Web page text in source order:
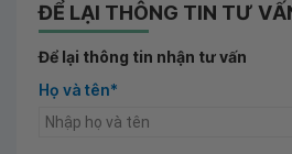
ĐỂ LẠI THÔNG TIN TƯ
Để lại thông tin nhận tư vấn
Họ và tên*